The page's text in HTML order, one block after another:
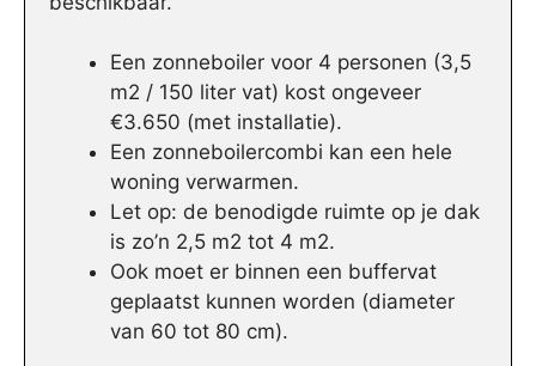
Een zonneboiler voor 4 personen (3,5
m2 / 150 liter vat) kost ongeveer
€3.650 (met installatie).
Een zonneboilercombi kan een hele
woning verwarmen.
Let op: de benodigde ruimte op je dak
is zo’n 2,5 m2 tot 4 m2.
Ook moet er binnen een buffervat
geplaatst kunnen worden (diameter
van 60 tot 80 cm).